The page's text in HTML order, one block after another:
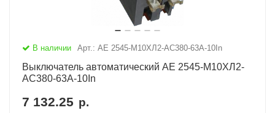
В наличии Арт.: АЕ 2545-М10ХЛ2-AC380-63А-10In
Выключатель автоматический АЕ 2545-М10ХЛ2-
AC380-63А-10In
7 132.25 р.